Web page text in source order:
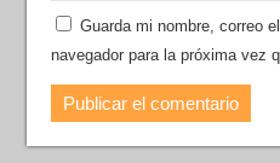
Guarda mi nombre, correo
navegador para la próxima vez